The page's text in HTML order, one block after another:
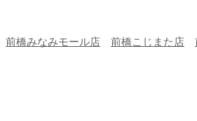
前橋みなみモール店 前橋こじまた店